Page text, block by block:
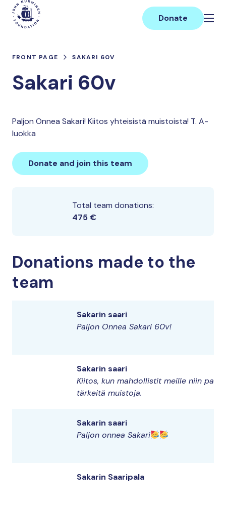
Skip
content
Main
Donate
FRONT PAGE SAKARI 60V
Sakari 60v
Paljon Onnea Sakari! Kiitos yhteisistä muistoista! T. A-
luokka
Donate and join this team
Total team donations:
475 €
Donations made to the
team
Sakarin saari
Paljon Onnea Sakari 60v!
Sakarin saari
Kiitos, kun mahdollistit meille niin
tärkeitä muistoja.
Sakarin saari
Paljon onnea Sakari
Sakarin Saaripala